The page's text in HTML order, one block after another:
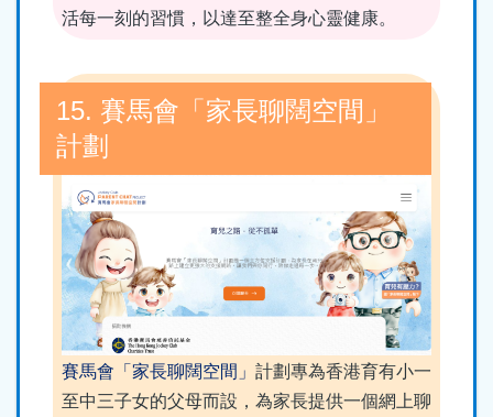
活每一刻的習慣，以達至整全身心靈健康。
15. 賽馬會「家長聊闊空間」
計劃
賽馬會「家長聊闊空間」 計劃專為香港育有小一
至中三子女的父母而設，為家長提供一個網上聊